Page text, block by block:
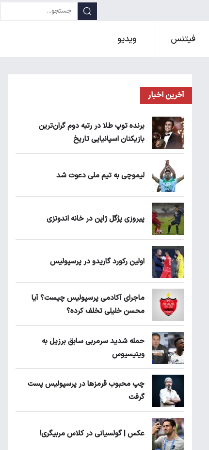
فیتنس ویدیو
آخرین اخبار
برنده توپ طلا در رتبه دوم گران‌ترین
بازیکنان اسپانیایی تاریخ
لیموچی به تیم ملی دعوت شد
پیروزی پرُگل ژاپن در خانه اندونزی
اولین رکورد گاریدو در پرسپولیس
ماجرای آکادمی پرسپولیس چیست؟ آیا
محسن خلیلی تخلف کرده؟
حمله شدید سرمربی سابق برزیل به
وینیسیوس
چپ محبوب قرمزها در پرسپولیس پست
گرفت
عکس | گولسیانی در کلاس مربیگری!